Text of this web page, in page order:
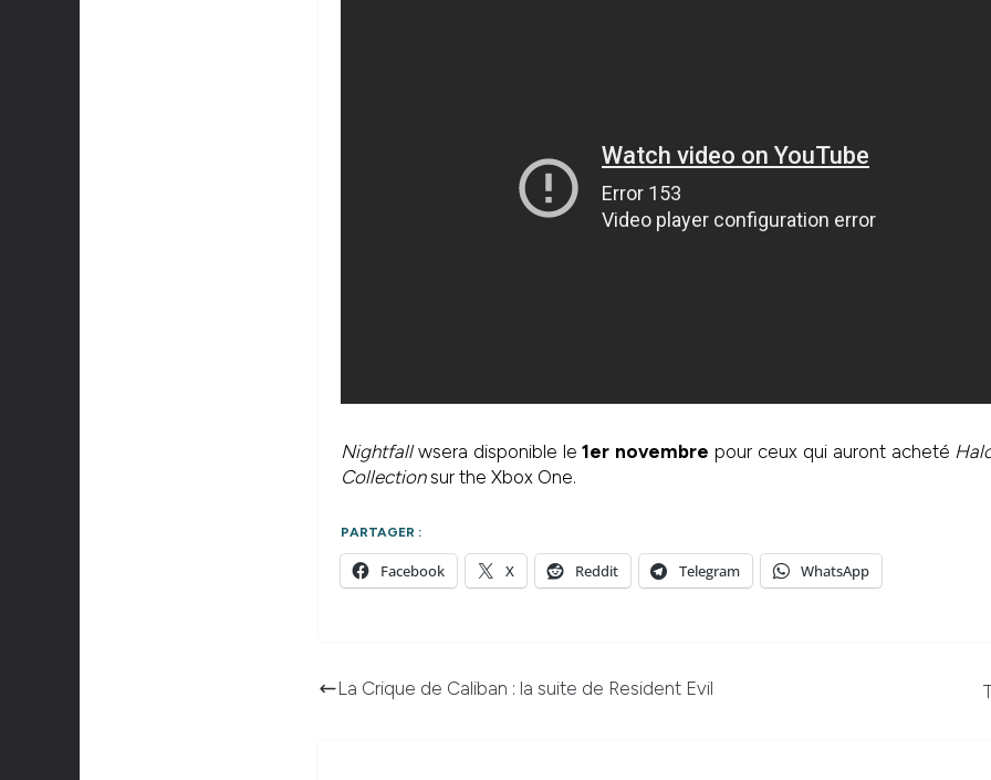
Nightfallwsera disponible le1er novembre pour ceux qui auront acheté
Collectionsur the Xbox One.
PARTAGER :
Facebook X Reddit Telegram WhatsApp
La Crique de Caliban : la suite de Resident Evil